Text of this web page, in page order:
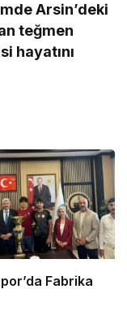
Arsin’deki
teğmen
hayatını